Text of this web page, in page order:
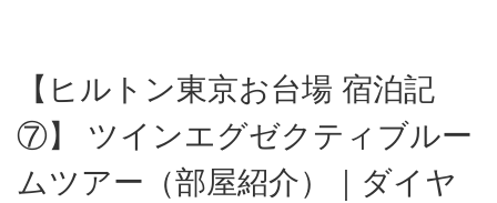
【ヒルトン東京お台場 宿泊記
⑦】 ツインエグゼクティブルー
ムツアー（部屋紹介）｜ダイヤ